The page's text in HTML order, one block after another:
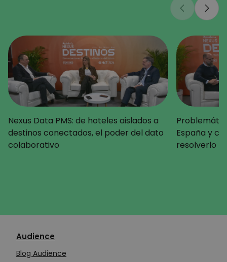
Nexus Data PMS: de hoteles aislados a
destinos conectados, el poder del dato
colaborativo
España y
resolverlo
Audience
Blog Audience